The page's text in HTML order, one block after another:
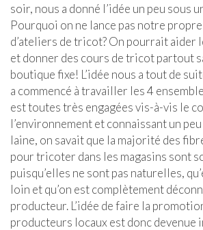
soir, nous a donné l’idée un peu sous
Pourquoi on ne lance pas notre
d’ateliers de tricot? On pourrait aider
et donner des cours de tricot partout
boutique fixe! L’idée nous a tout de
a commencé à travailler les 4
est toutes très engagées vis-à-vis le
l’environnement et connaissant un
laine, on savait que la majorité des
pour tricoter dans les magasins sont
puisqu’elles ne sont pas naturelles,
loin et qu’on est complètement
producteur. L’idée de faire la
producteurs locaux est donc devenue